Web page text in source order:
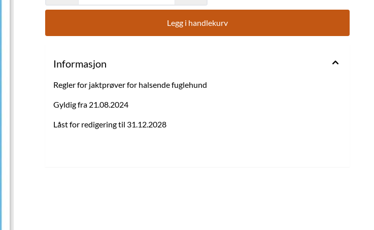
Legg i handlekurv
Informasjon
Regler for jaktprøver for halsende fuglehund
Gyldig fra 21.08.2024
Låst for redigering til 31.12.2028